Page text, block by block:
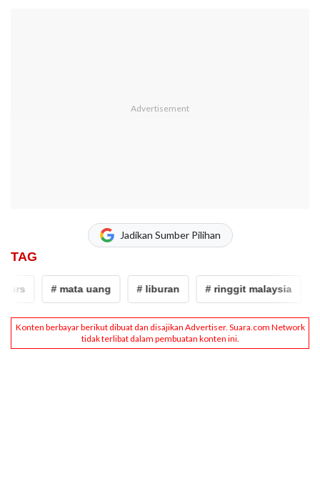
Jadikan Sumber Pilihan
TAG
# mata uang # liburan # ringgit malaysia